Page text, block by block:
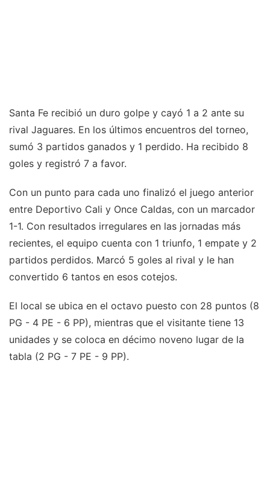
Santa Fe recibió un duro golpe y cayó 1 a 2 ante su
rival Jaguares. En los últimos encuentros del torneo,
sumó 3 partidos ganados y 1 perdido. Ha recibido 8
goles y registró 7 a favor.
Con un punto para cada uno finalizó el juego anterior
entre Deportivo Cali y Once Caldas, con un marcador
1-1. Con resultados irregulares en las jornadas más
recientes, el equipo cuenta con 1 triunfo, 1 empate y 2
partidos perdidos. Marcó 5 goles al rival y le han
convertido 6 tantos en esos cotejos.
El local se ubica en el octavo puesto con 28 puntos (8
PG - 4 PE - 6 PP), mientras que el visitante tiene 13
unidades y se coloca en décimo noveno lugar de la
tabla (2 PG - 7 PE - 9 PP).